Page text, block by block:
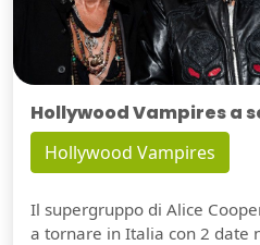
Hollywood Vampires a
Hollywood Vampires
Il supergruppo di Alice
a tornare in Italia con 2 date